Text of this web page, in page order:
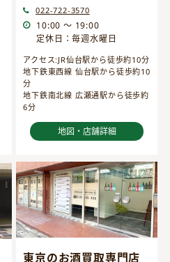
022-722-3570
10:00 ～ 19:00
定休日：毎週水曜日
アクセス:JR仙台駅から徒歩約10分
地下鉄東西線 仙台駅から徒歩約10
分
地下鉄南北線 広瀬通駅から徒歩約
6分
地図・店舗詳細
東京のお酒買取専門店